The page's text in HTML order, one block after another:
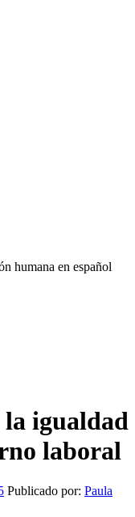
humana en español
la igualdad
laboral
Publicado por: Paula